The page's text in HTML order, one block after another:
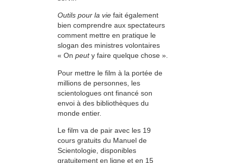
Outils pour la vie fait également
bien comprendre aux spectateurs
comment mettre en pratique le
slogan des ministres volontaires
« On peuty faire quelque chose ».
Pour mettre le film à la portée de
millions de personnes, les
scientologues ont financé son
envoi à des bibliothèques du
monde entier.
Le film va de pair avec les 19
cours gratuits du Manuel de
Scientologie, disponibles
gratuitement en ligne et en 15